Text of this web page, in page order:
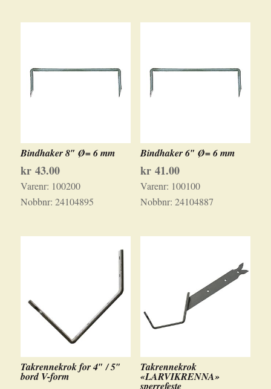
Bindhaker 8″ Ø= 6 mm
kr43.00
Varenr: 100200
Nobbnr: 24104895
Bindhaker 6″ Ø= 6 mm
kr41.00
Varenr: 100100
Nobbnr: 24104887
Takrennekrok for 4″ / 5″
bord V-form
Takrennekrok
«LARVIKRENNA»
sperrefeste